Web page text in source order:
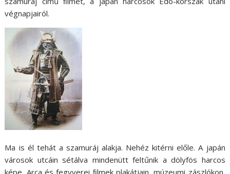
végnapjairól.
Ma is él tehát a szamuráj alakja. Nehéz kitérni előle. A japán
városok utcáin sétálva mindenütt feltűnik a dölyfös harcos